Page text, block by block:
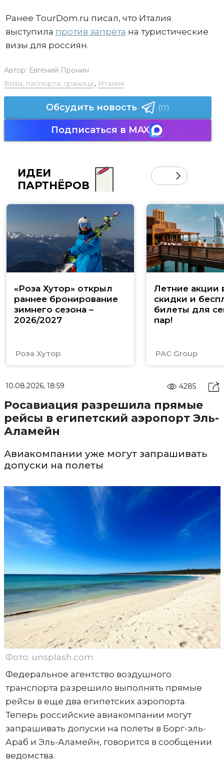
Ранее TourDom.ru писал, что Италия
выступила против запрета на туристические
визы для россиян.
Автор: Евгений Пронин
Визы, паспорта, граница , Италия
Обсудить новость (17)
Подписаться в MAX
ИДЕИ
ПАРТНЁРОВ
«Роза Хутор» открыл
раннее бронирование
зимнего сезона –
2026/2027
Роза Хутор
Летние акции
скидки и
билеты для
пар!
PAC Group
10.08.2026, 18:59 4285
Росавиация разрешила прямые
рейсы в египетский аэропорт Эль-
Аламейн
Авиакомпании уже могут запрашивать
допуски на полеты
Фото: unsplash.com
Федеральное агентство воздушного
транспорта разрешило выполнять прямые
рейсы в еще два египетских аэропорта.
Теперь российские авиакомпании могут
запрашивать допуски на полеты в Борг-эль-
Араб и Эль-Аламейн, говорится в сообщении
ведомства.